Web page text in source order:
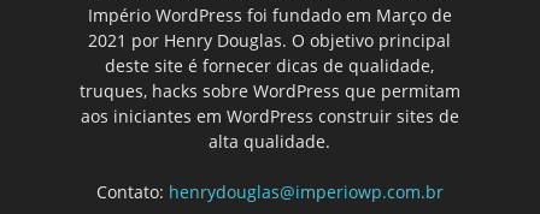
Império WordPress foi fundado em Março de
2021 por Henry Douglas. O objetivo principal
deste site é fornecer dicas de qualidade,
truques, hacks sobre WordPress que permitam
aos iniciantes em WordPress construir sites de
alta qualidade.
Contato: henrydouglas@imperiowp.com.br